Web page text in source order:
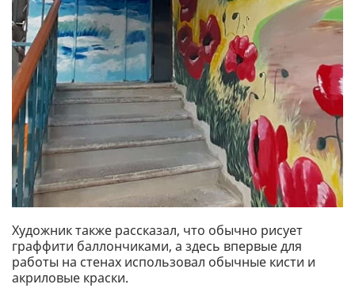
Художник также рассказал, что обычно рисует
граффити баллончиками, а здесь впервые для
работы на стенах использовал обычные кисти и
акриловые краски.